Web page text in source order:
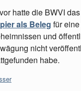
hatte die BWVI
als Beleg für
und
nicht
habe.